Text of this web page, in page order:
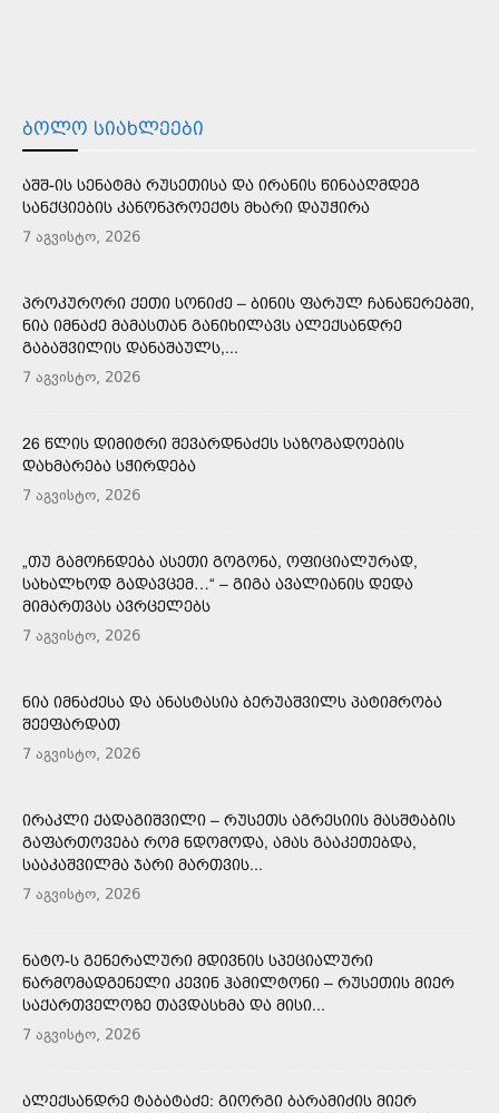
ᲑᲝᲚᲝ ᲡᲘᲐᲮᲚᲔᲔᲑᲘ
ᲐᲨᲨ-ᲘᲡ ᲡᲔᲜᲐᲢᲛᲐ ᲠᲣᲡᲔᲗᲘᲡᲐ ᲓᲐ ᲘᲠᲐᲜᲘᲡ ᲬᲘᲜᲐᲐᲦᲛᲓᲔᲒ
ᲡᲐᲜᲥᲪᲘᲔᲑᲘᲡ ᲙᲐᲜᲝᲜᲞᲠᲝᲔᲥᲢᲡ ᲛᲮᲐᲠᲘ ᲓᲐᲣᲭᲘᲠᲐ
7 აგვისტო, 2026
ᲞᲠᲝᲙᲣᲠᲝᲠᲘ ᲥᲔᲗᲘ ᲡᲝᲜᲘᲫᲔ – ᲑᲘᲜᲘᲡ ᲤᲐᲠᲣᲚ ᲩᲐᲜᲐᲬᲔᲠᲔᲑᲨᲘ,
ᲜᲘᲐ ᲘᲛᲜᲐᲫᲔ ᲛᲐᲛᲐᲡᲗᲐᲜ ᲒᲐᲜᲘᲮᲘᲚᲐᲕᲡ ᲐᲚᲔᲥᲡᲐᲜᲓᲠᲔ
ᲒᲐᲑᲐᲨᲕᲘᲚᲘᲡ ᲓᲐᲜᲐᲨᲐᲣᲚᲡ,...
7 აგვისტო, 2026
26 ᲬᲚᲘᲡ ᲓᲘᲛᲘᲢᲠᲘ ᲨᲔᲕᲐᲠᲓᲜᲐᲫᲔᲡ ᲡᲐᲖᲝᲒᲐᲓᲝᲔᲑᲘᲡ
ᲓᲐᲮᲛᲐᲠᲔᲑᲐ ᲡᲭᲘᲠᲓᲔᲑᲐ
7 აგვისტო, 2026
„ᲗᲣ ᲒᲐᲛᲝᲩᲜᲓᲔᲑᲐ ᲐᲡᲔᲗᲘ ᲒᲝᲒᲝᲜᲐ, ᲝᲤᲘᲪᲘᲐᲚᲣᲠᲐᲓ,
ᲡᲐᲮᲐᲚᲮᲝᲓ ᲒᲐᲓᲐᲕᲪᲔᲛ…“ – ᲒᲘᲒᲐ ᲐᲕᲐᲚᲘᲐᲜᲘᲡ ᲓᲔᲓᲐ
ᲛᲘᲛᲐᲠᲗᲕᲐᲡ ᲐᲕᲠᲪᲔᲚᲔᲑᲡ
7 აგვისტო, 2026
ᲜᲘᲐ ᲘᲛᲜᲐᲫᲔᲡᲐ ᲓᲐ ᲐᲜᲐᲡᲢᲐᲡᲘᲐ ᲑᲔᲠᲣᲐᲨᲕᲘᲚᲡ ᲞᲐᲢᲘᲛᲠᲝᲑᲐ
ᲨᲔᲔᲤᲐᲠᲓᲐᲗ
7 აგვისტო, 2026
ᲘᲠᲐᲙᲚᲘ ᲥᲐᲓᲐᲒᲘᲨᲕᲘᲚᲘ – ᲠᲣᲡᲔᲗᲡ ᲐᲒᲠᲔᲡᲘᲘᲡ ᲛᲐᲡᲨᲢᲐᲑᲘᲡ
ᲒᲐᲤᲐᲠᲗᲝᲕᲔᲑᲐ ᲠᲝᲛ ᲜᲓᲝᲛᲝᲓᲐ, ᲐᲛᲐᲡ ᲒᲐᲐᲙᲔᲗᲔᲑᲓᲐ,
ᲡᲐᲐᲙᲐᲨᲕᲘᲚᲛᲐ ᲯᲐᲠᲘ ᲛᲐᲠᲗᲕᲘᲡ...
7 აგვისტო, 2026
ᲜᲐᲢᲝ-Ს ᲒᲔᲜᲔᲠᲐᲚᲣᲠᲘ ᲛᲓᲘᲕᲜᲘᲡ ᲡᲞᲔᲪᲘᲐᲚᲣᲠᲘ
ᲬᲐᲠᲛᲝᲛᲐᲓᲒᲔᲜᲔᲚᲘ ᲙᲔᲕᲘᲜ ᲰᲐᲛᲘᲚᲢᲝᲜᲘ – ᲠᲣᲡᲔᲗᲘᲡ ᲛᲘᲔᲠ
ᲡᲐᲥᲐᲠᲗᲕᲔᲚᲝᲖᲔ ᲗᲐᲕᲓᲐᲡᲮᲛᲐ ᲓᲐ ᲛᲘᲡᲘ...
7 აგვისტო, 2026
ᲐᲚᲔᲥᲡᲐᲜᲓᲠᲔ ᲢᲐᲑᲐᲢᲐᲫᲔ: ᲒᲘᲝᲠᲒᲘ ᲑᲐᲠᲐᲛᲘᲫᲘᲡ ᲛᲘᲔᲠ